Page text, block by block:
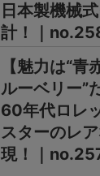
日本製機械
計！｜
【魅力は“青
ルーベリー”
60年代ロレ
スターのレ
現！｜